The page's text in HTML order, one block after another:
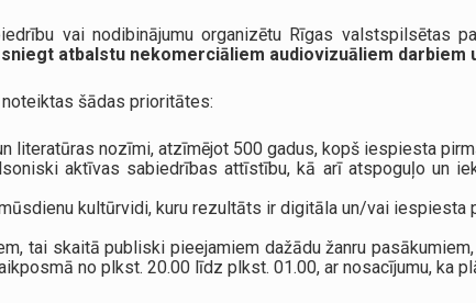
vai nodibinājumu organizētu Rīgas valstspilsētas
atbalstu nekomerciāliem audiovizuāliem
noteiktas šādas prioritātes:
literatūras nozīmi, atzīmējot 500 gadus, kopš iespiesta
aktīvas sabiedrības attīstību, kā arī atspoguļo un
kultūrvidi, kuru rezultāts ir digitāla un/vai iespiesta
tai skaitā publiski pieejamiem dažādu žanru
no plkst. 20.00 līdz plkst. 01.00, ar nosacījumu, ka